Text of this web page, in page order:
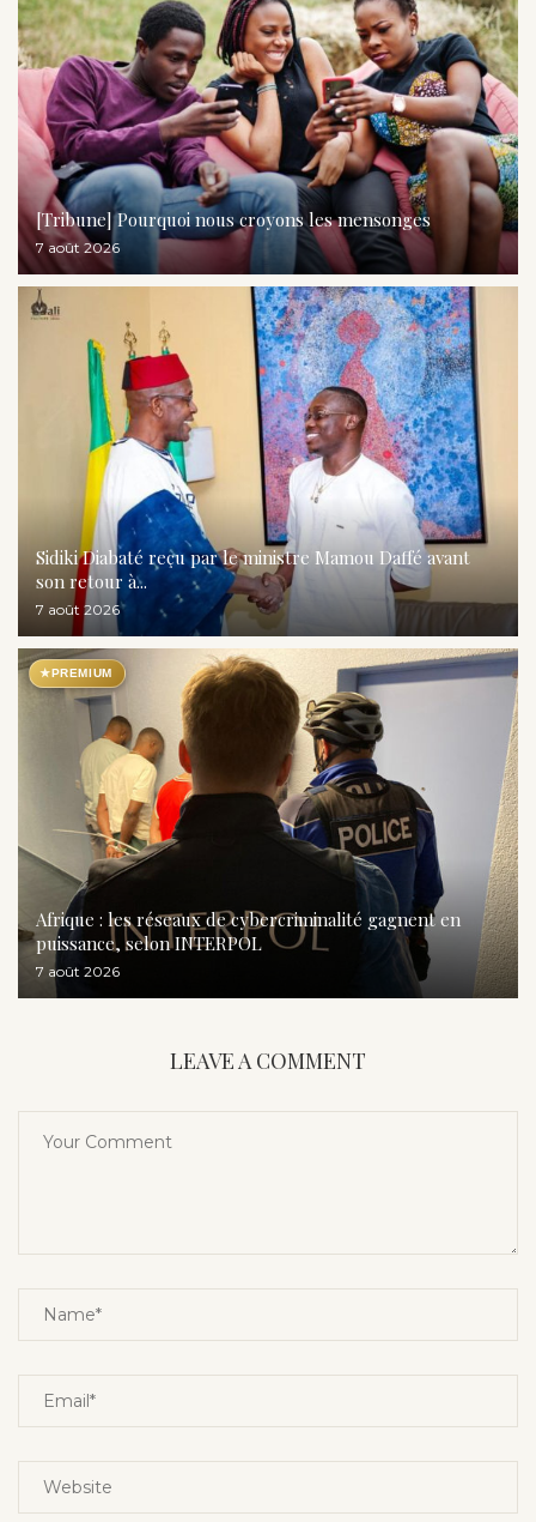
[Tribune] Pourquoi nous croyons les mensonges
7 août 2026
Sidiki Diabaté reçu par le ministre Mamou Daffé avant
son retour à...
7 août 2026
★PREMIUM
Afrique : les réseaux de cybercriminalité gagnent en
puissance, selon INTERPOL
7 août 2026
LEAVE A COMMENT